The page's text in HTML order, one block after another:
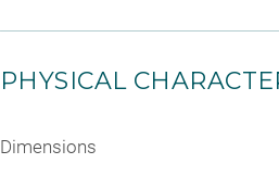
PHYSICAL
Dimensions